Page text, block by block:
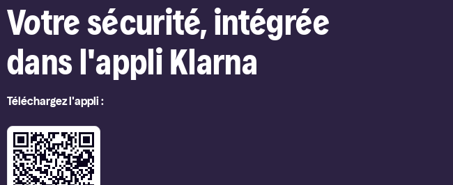
Votre sécurité, intégrée
dans l'appli Klarna
Téléchargez l'appli :